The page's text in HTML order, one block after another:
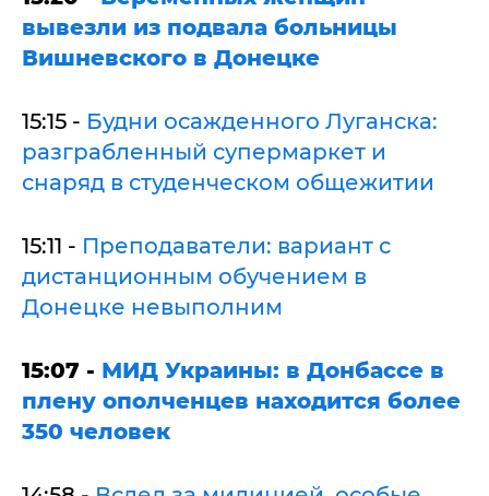
вывезли из подвала больницы
Вишневского в Донецке
15:15 - Будни осажденного Луганска:
разграбленный супермаркет и
снаряд в студенческом общежитии
15:11 - Преподаватели: вариант с
дистанционным обучением в
Донецке невыполним
15:07 - МИД Украины: в Донбассе в
плену ополченцев находится более
350 человек